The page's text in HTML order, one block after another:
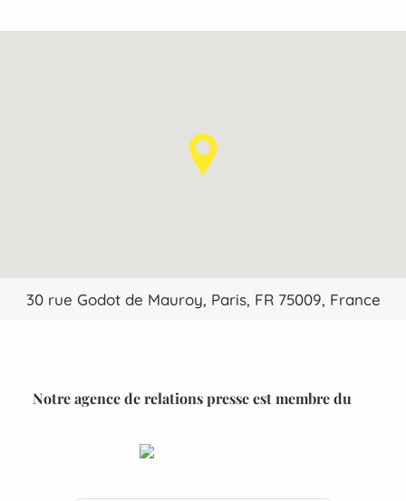
30 rue Godot de Mauroy, Paris, FR 75009, France
Notre agence de relations presse est membre du